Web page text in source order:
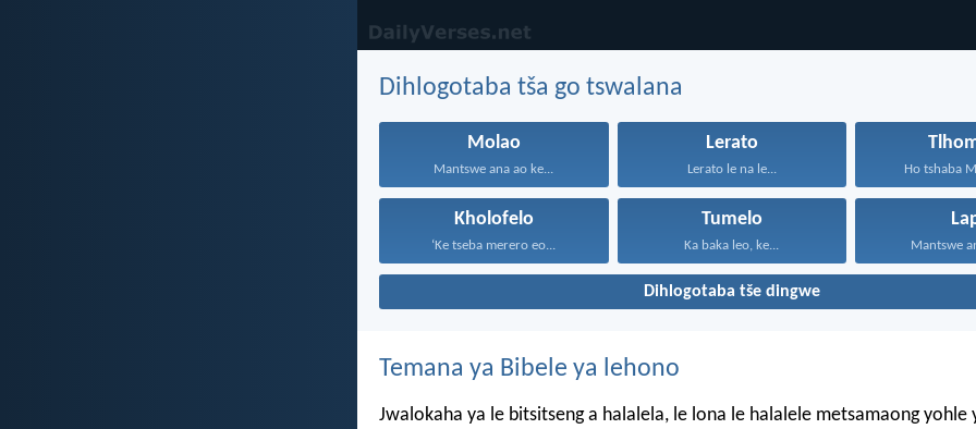
Dihlogotaba tša go tswalana
Molao
Mantswe ana ao ke...
Lerato
Lerato le na le... Ho tshaba
Kholofelo
‘Ke tseba merero eo...
Tumelo
Ka baka leo, ke... Mantswe
Dihlogotaba tše dingwe
Temana ya Bibele ya lehono
Jwalokaha ya le bitsitseng a halalela, le lona le halalele metsamaong yohle